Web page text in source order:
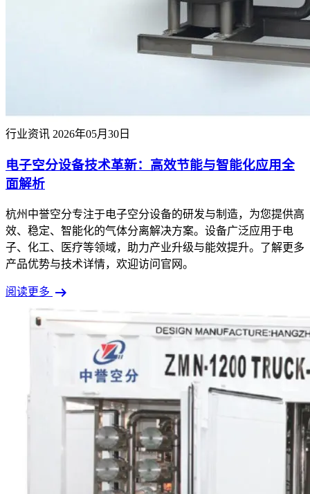
行业资讯 2026年05月30日
电子空分设备技术革新：高效节能与智能化应用全
面解析
杭州中誉空分专注于电子空分设备的研发与制造，为您提供高
效、稳定、智能化的气体分离解决方案。设备广泛应用于电
子、化工、医疗等领域，助力产业升级与能效提升。了解更多
产品优势与技术详情，欢迎访问官网。
阅读更多 arrow_right_alt